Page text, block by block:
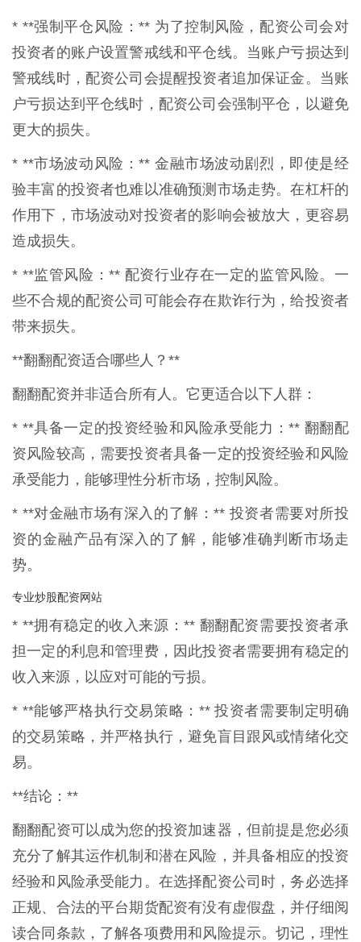
* **强制平仓风险：** 为了控制风险，配资公司会对
投资者的账户设置警戒线和平仓线。当账户亏损达到
警戒线时，配资公司会提醒投资者追加保证金。当账
户亏损达到平仓线时，配资公司会强制平仓，以避免
更大的损失。
* **市场波动风险：** 金融市场波动剧烈，即使是经
验丰富的投资者也难以准确预测市场走势。在杠杆的
作用下，市场波动对投资者的影响会被放大，更容易
造成损失。
* **监管风险：** 配资行业存在一定的监管风险。一
些不合规的配资公司可能会存在欺诈行为，给投资者
带来损失。
**翻翻配资适合哪些人？**
翻翻配资并非适合所有人。它更适合以下人群：
* **具备一定的投资经验和风险承受能力：** 翻翻配
资风险较高，需要投资者具备一定的投资经验和风险
承受能力，能够理性分析市场，控制风险。
* **对金融市场有深入的了解：** 投资者需要对所投
资的金融产品有深入的了解，能够准确判断市场走
势。
专业炒股配资网站
* **拥有稳定的收入来源：** 翻翻配资需要投资者承
担一定的利息和管理费，因此投资者需要拥有稳定的
收入来源，以应对可能的亏损。
* **能够严格执行交易策略：** 投资者需要制定明确
的交易策略，并严格执行，避免盲目跟风或情绪化交
易。
**结论：**
翻翻配资可以成为您的投资加速器，但前提是您必须
充分了解其运作机制和潜在风险，并具备相应的投资
经验和风险承受能力。在选择配资公司时，务必选择
正规、合法的平台期货配资有没有虚假盘，并仔细阅
读合同条款，了解各项费用和风险提示。切记，理性